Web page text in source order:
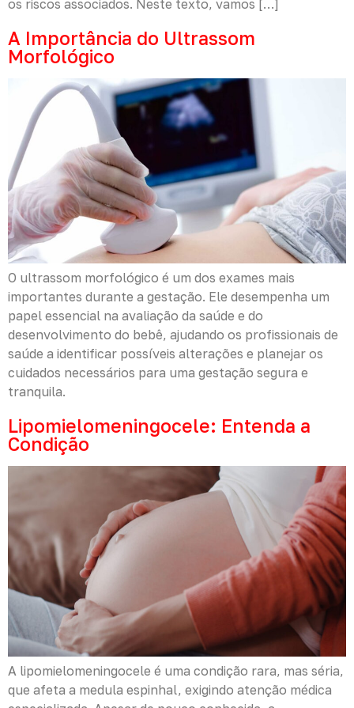
os riscos associados. Neste texto, vamos […]
A Importância do Ultrassom
Morfológico
O ultrassom morfológico é um dos exames mais
importantes durante a gestação. Ele desempenha um
papel essencial na avaliação da saúde e do
desenvolvimento do bebê, ajudando os profissionais de
saúde a identificar possíveis alterações e planejar os
cuidados necessários para uma gestação segura e
tranquila.
Lipomielomeningocele: Entenda a
Condição
A lipomielomeningocele é uma condição rara, mas séria,
que afeta a medula espinhal, exigindo atenção médica